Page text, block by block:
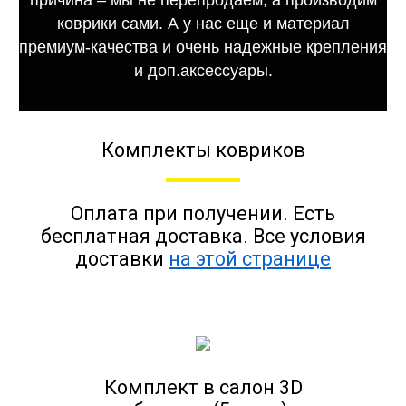
коврики сами. А у нас еще и материал
премиум-качества и очень надежные крепления
и доп.аксессуары.
Комплекты ковриков
Оплата при получении. Есть
бесплатная доставка. Все условия
доставки на этой странице
Комплект в салон 3D